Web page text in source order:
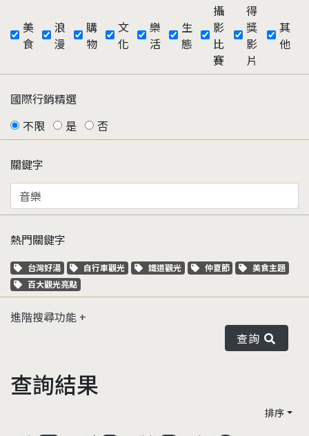
美
食
浪
漫
購
物
文
化
樂
活
生
態
攝
影
比
賽
得
獎
影
片
其
他
國際行銷精選
不限
是 否
關鍵字
熱門關鍵字
關鍵字標籤
台灣好湯 關鍵字標籤
自行車觀光 關鍵字標籤
鐵道觀光 關鍵字標籤
仲夏節 關鍵字標籤
美食主題
關鍵字標籤
百大觀光亮點
進階搜尋功能
查詢
查詢結果
排序